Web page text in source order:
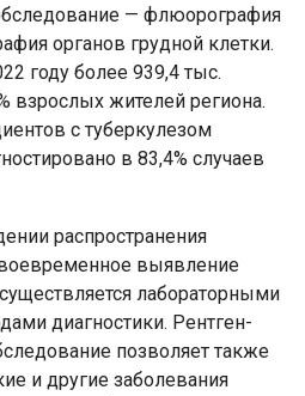
— флюорография
органов грудной клетки.
году более 939,4 тыс.
взрослых жителей региона.
с туберкулезом
в 83,4% случаев
распространения
выявление
лабораторными
диагностики. Рентген-
позволяет также
и другие заболевания